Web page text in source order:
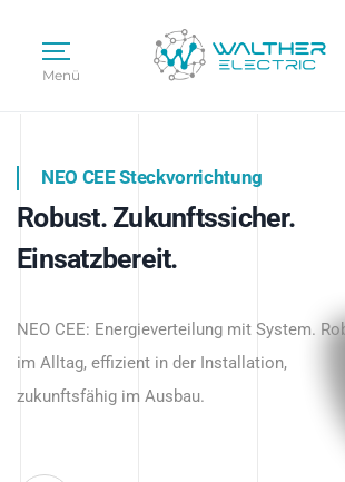
Menü
Intelligente
beginnt hier.
NEO CEE Steckvorrichtung
Robust. Zukunftssicher.
Einsatzbereit.
NEO CEE: Energieverteilung mit System.
im Alltag, effizient in der Installation,
zukunftsfähig im Ausbau.
Intelligenz trifft Energie.
Anwendungen – robust, IP-geschützt und
zukunftsfähig.